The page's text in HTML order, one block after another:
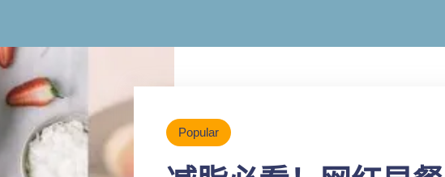
Popular